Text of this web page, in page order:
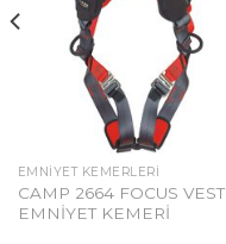
EMNIYET KEMERLERI
CAMP 2664 FOCUS VEST
EMNİYET KEMERİ